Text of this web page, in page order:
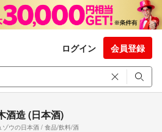
ログイン 会員登録
酒造 (日本酒)
ゾウの日本酒 / 食品/飲料/酒